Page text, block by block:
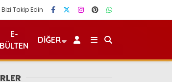
Bizi Takip Edin
E-
BÜLTEN
DIĞER